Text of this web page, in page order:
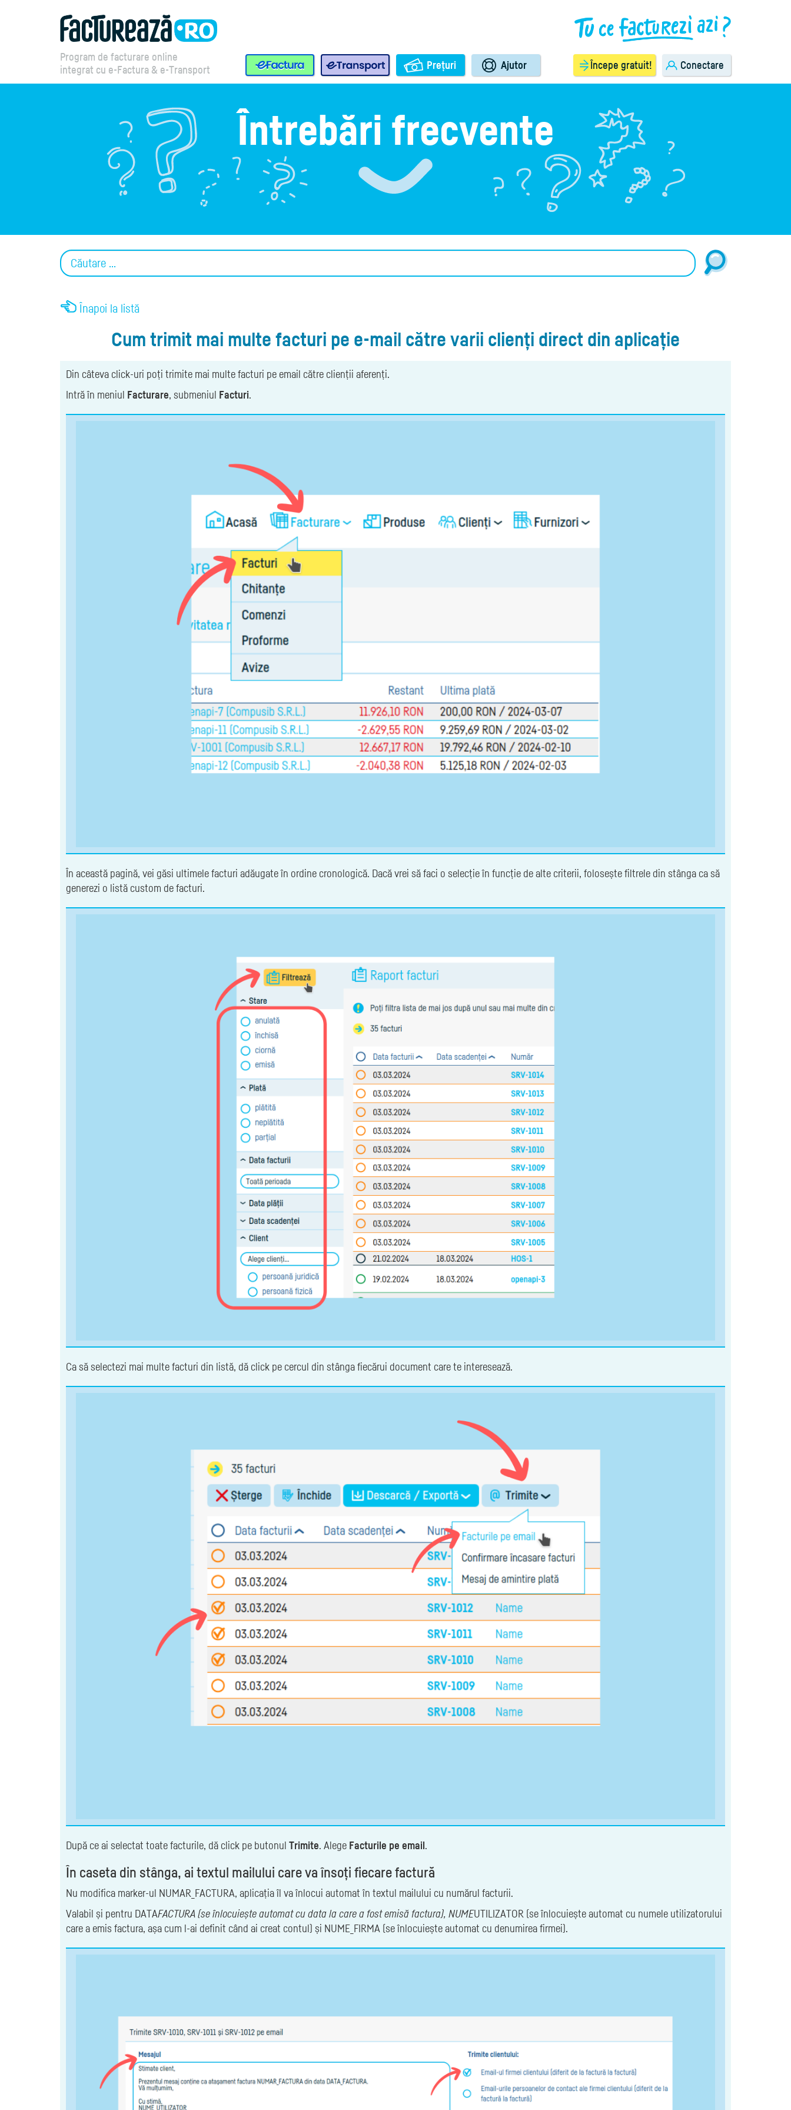
Program de facturare online
integrat cu e-Factura & e-Transport
e-Factura e-Transport Prețuri Ajutor Începe gratuit! Conectare
Întrebări frecvente
Înapoi la listă
Cum trimit mai multe facturi pe e-mail către varii clienți direct din aplicație
Din câteva click-uri poți trimite mai multe facturi pe email către clienții aferenți.
Intră în meniul Facturare, submeniul Facturi.
În această pagină, vei găsi ultimele facturi adăugate în ordine cronologică. Dacă vrei să faci o selecție în funcție de alte criterii, folosește filtrele din stânga ca să
generezi o listă custom de facturi.
Ca să selectezi mai multe facturi din listă, dă click pe cercul din stânga fiecărui document care te interesează.
După ce ai selectat toate facturile, dă click pe butonul Trimite. Alege Facturile pe email.
În caseta din stânga, ai textul mailului care va însoți fiecare factură
Nu modifica marker-ul NUMAR_FACTURA, aplicația îl va înlocui automat în textul mailului cu numărul facturii.
Valabil și pentru DATAFACTURA (se înlocuiește automat cu data la care a fost emisă factura), NUMEUTILIZATOR (se înlocuiește automat cu numele utilizatorului
care a emis factura, așa cum l-ai definit când ai creat contul) și NUME_FIRMA (se înlocuiește automat cu denumirea firmei).